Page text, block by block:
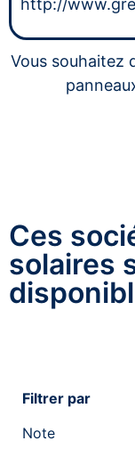
Vous souhaitez
Ces
solaires
Filtrer par
Note